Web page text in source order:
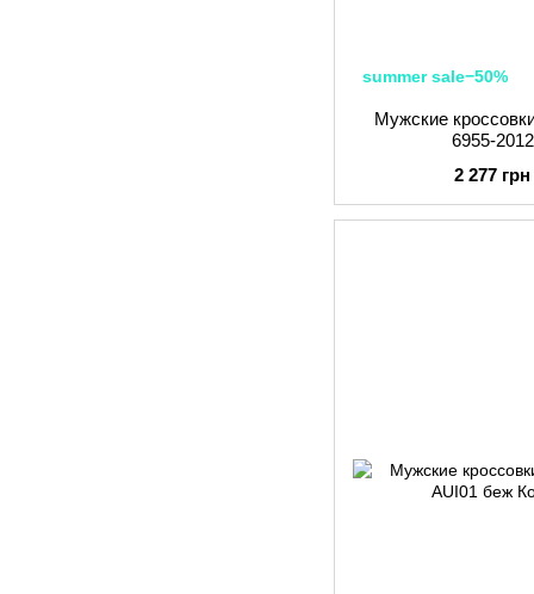
summer sale−50%
Мужские
6955-
2 277 грн